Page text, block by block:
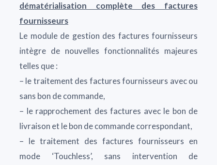
dématérialisation complète des factures
fournisseurs
Le module de gestion des factures fournisseurs
intègre de nouvelles fonctionnalités majeures
telles que :
– le traitement des factures fournisseurs avec ou
sans bon de commande,
– le rapprochement des factures avec le bon de
livraison et le bon de commande correspondant,
– le traitement des factures fournisseurs en
mode ‘Touchless’, sans intervention de